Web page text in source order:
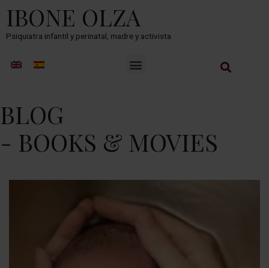
IBONE OLZA
Psiquiatra infantil y perinatal, madre y activista
BLOG
- BOOKS & MOVIES